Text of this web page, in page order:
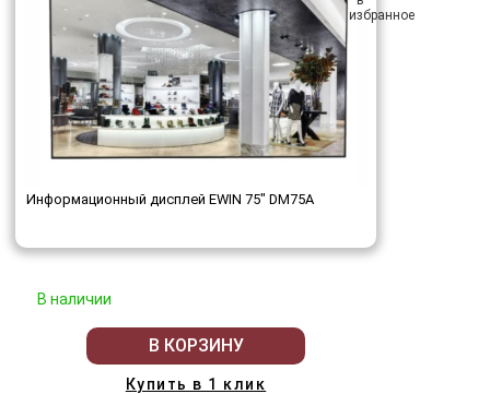
Информационный дисплей EWIN 75" DM75A
В наличии
В КОРЗИНУ
Купить в 1 клик